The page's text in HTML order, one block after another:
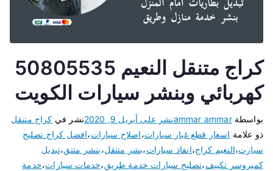
كراج متنقل النعيم 50805535
كهربائي وبنشر سيارات الكويت
بواسطةammar ammarنشر على أبريل 9, 2020 نشر في كراج متنقل
ذو علامة اسعار قطع غيار سيارات،اصلاح سيارات،افضل كراج تصليح
سيارت،النعيم كراج،انفاذ سيارات،بشر متنقل،بنشر متتق،تبديل
كمبروسر تكييف،تصليح سيارات خدمة طريق،خدمات سيارات،خدمة